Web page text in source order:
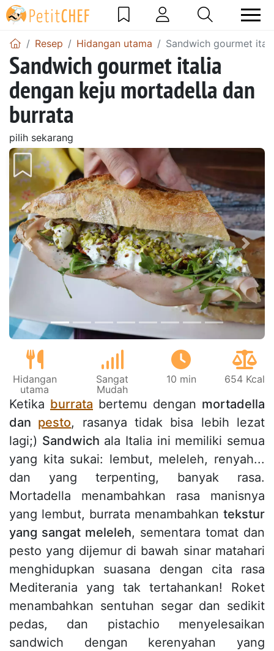
Resep Hidangan utama Sandwich gourmet
Sandwich gourmet italia
dengan keju mortadella dan
burrata
pilih sekarang
Sebelumnya
Hidangan
utama
Sangat
Mudah
10 min 654 Kcal
Ketika burrata bertemu dengan mortadella
dan pesto, rasanya tidak bisa lebih lezat
lagi;) Sandwich ala Italia ini memiliki semua
yang kita sukai: lembut, meleleh, renyah...
dan yang terpenting, banyak rasa.
Mortadella menambahkan rasa manisnya
yang lembut, burrata menambahkan tekstur
yang sangat meleleh, sementara tomat dan
pesto yang dijemur di bawah sinar matahari
menghidupkan suasana dengan cita rasa
Mediterania yang tak tertahankan! Roket
menambahkan sentuhan segar dan sedikit
pedas, dan pistachio menyelesaikan
sandwich dengan kerenyahan yang